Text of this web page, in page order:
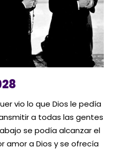
vio lo que Dios le pedía
a todas las gentes
se podía alcanzar el
amor a Dios y se ofrecía